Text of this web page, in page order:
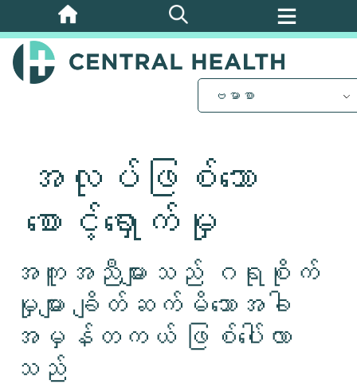
အဓိက
အကြောင်းအရာ
သို့
ဗမာစာ
အလုပ်ဖြစ်သော
စောင့်ရှောက်မှု
အကူအညီများသည် ဂရုစိုက်
မှုများ ချိတ်ဆက်မိသောအခါ
အမှန်တကယ် ဖြစ်ပေါ်လာ
သည်